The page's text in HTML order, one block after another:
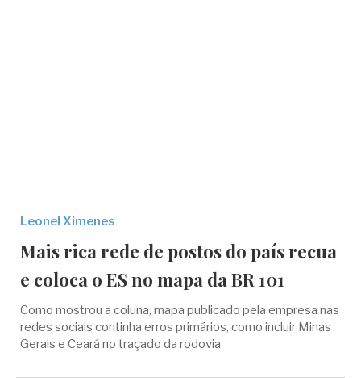
Leonel Ximenes
Mais rica rede de postos do país recua
e coloca o ES no mapa da BR 101
Como mostrou a coluna, mapa publicado pela empresa nas
redes sociais continha erros primários, como incluir Minas
Gerais e Ceará no traçado da rodovia